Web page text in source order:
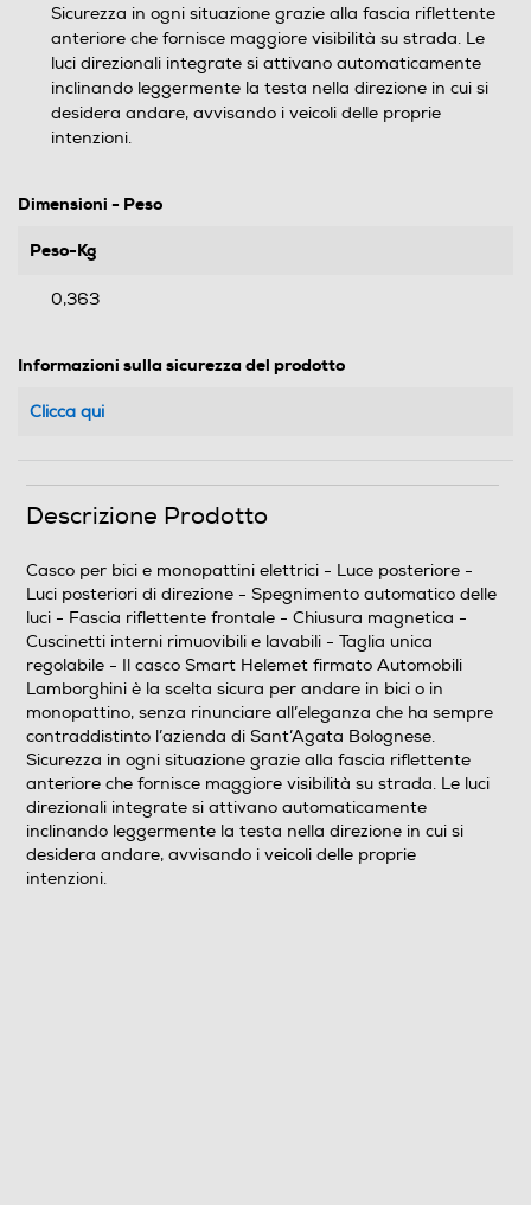
Sicurezza in ogni situazione grazie alla fascia riflettente
anteriore che fornisce maggiore visibilità su strada. Le
luci direzionali integrate si attivano automaticamente
inclinando leggermente la testa nella direzione in cui si
desidera andare, avvisando i veicoli delle proprie
intenzioni.
Dimensioni - Peso
Peso-Kg
0,363
Informazioni sulla sicurezza del prodotto
Clicca qui
Descrizione Prodotto
Casco per bici e monopattini elettrici - Luce posteriore -
Luci posteriori di direzione - Spegnimento automatico delle
luci - Fascia riflettente frontale - Chiusura magnetica -
Cuscinetti interni rimuovibili e lavabili - Taglia unica
regolabile - Il casco Smart Helemet firmato Automobili
Lamborghini è la scelta sicura per andare in bici o in
monopattino, senza rinunciare all’eleganza che ha sempre
contraddistinto l’azienda di Sant’Agata Bolognese.
Sicurezza in ogni situazione grazie alla fascia riflettente
anteriore che fornisce maggiore visibilità su strada. Le luci
direzionali integrate si attivano automaticamente
inclinando leggermente la testa nella direzione in cui si
desidera andare, avvisando i veicoli delle proprie
intenzioni.